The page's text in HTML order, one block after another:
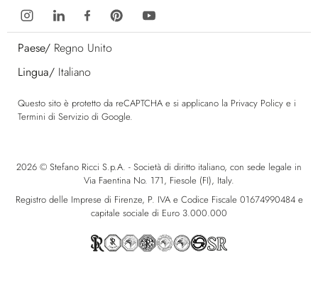
Paese/ Regno Unito
Lingua/ Italiano
Questo sito è protetto da reCAPTCHA e si applicano la Privacy Policy e i
Termini di Servizio di Google.
2026 © Stefano Ricci S.p.A. - Società di diritto italiano, con sede legale in
Via Faentina No. 171, Fiesole (FI), Italy.
Registro delle Imprese di Firenze, P. IVA e Codice Fiscale 01674990484 e
capitale sociale di Euro 3.000.000